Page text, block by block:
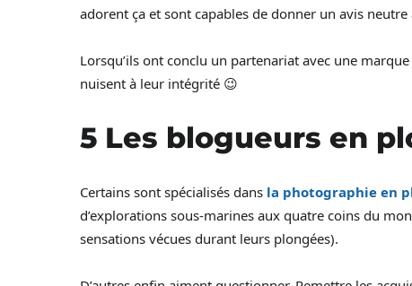
adorent ça et sont capables de donner un avis neutre
Lorsqu’ils ont conclu un partenariat avec une
nuisent à leur intégrité 😉
5 Les blogueurs en
Certains sont spécialisés dans la photographie en
d’explorations sous-marines aux quatre coins du
sensations vécues durant leurs plongées).